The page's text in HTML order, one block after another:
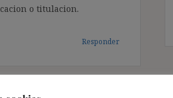
o titulacion.
Responder